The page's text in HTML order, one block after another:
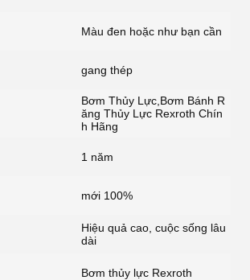
Màu đen hoặc như bạn cần
gang thép
Bơm Thủy Lực,Bơm Bánh R
ăng Thủy Lực Rexroth Chín
h Hãng
1 năm
mới 100%
Hiệu quả cao, cuộc sống lâu
dài
Bơm thủy lực Rexroth